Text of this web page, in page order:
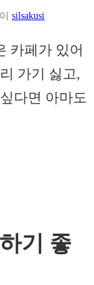
silsakusi
카페가 있어
가기 싫고,
다면 아마도
기 좋